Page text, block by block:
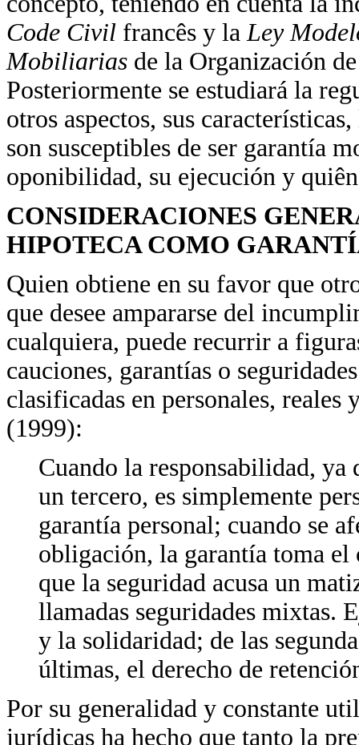
Code Civil francês y laLey
Mobiliarias de la Organización
Posteriormente se estudiará la
otros aspectos, sus
son susceptibles de ser garantía
oponibilidad, su ejecución y
CONSIDERACIONES
HIPOTECA COMO
Quien obtiene en su favor que
que desee ampararse del
cualquiera, puede recurrir a
cauciones, garantías o
clasificadas en personales, reales
(1999):
Cuando la responsabilidad, ya
un tercero, es simplemente
garantía personal; cuando se
obligación, la garantía toma
que la seguridad acusa un
llamadas seguridades mixtas.
y la solidaridad; de las
últimas, el derecho de
Por su generalidad y constante
jurídicas ha hecho que tanto la